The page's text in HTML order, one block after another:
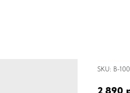
SKU: В-100
2 890